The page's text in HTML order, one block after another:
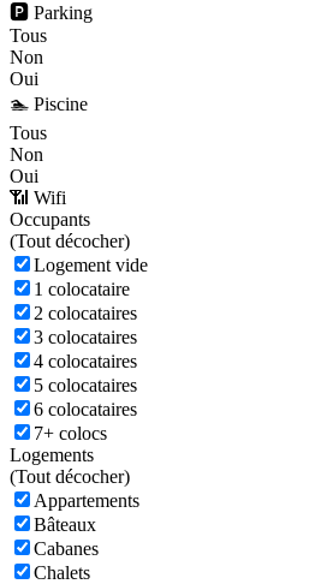
🅿️ Parking
Tous
Non
Oui
🏊 Piscine
Tous
Non
Oui
📶 Wifi
Occupants
(Tout décocher)
Logement vide
1 colocataire
2 colocataires
3 colocataires
4 colocataires
5 colocataires
6 colocataires
7+ colocs
Logements
(Tout décocher)
Appartements
Bâteaux
Cabanes
Chalets